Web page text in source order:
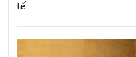
tế